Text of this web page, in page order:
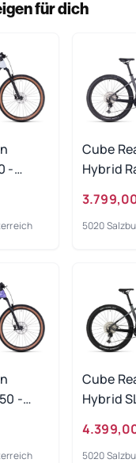
für dich
-
Cube
Hybrid
5020
-
Cube
Hybrid
5020